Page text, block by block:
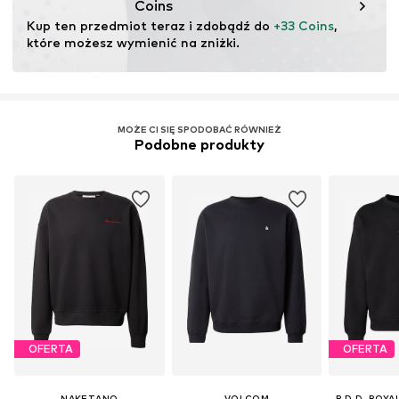
Coins
Kup ten przedmiot teraz i zdobądź do +33 Coins,
które możesz wymienić na zniżki.
MOŻE CI SIĘ SPODOBAĆ RÓWNIEŻ
Podobne produkty
OFERTA OFERTA